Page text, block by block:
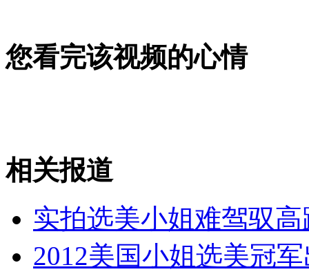
男子持刀劫持妇女儿童被当街击毙
山西运城恶犬咬伤多人 警民合力深夜将其击毙
您看完该视频的心情
相关报道
实拍选美小姐难驾驭
2012美国小姐选美冠